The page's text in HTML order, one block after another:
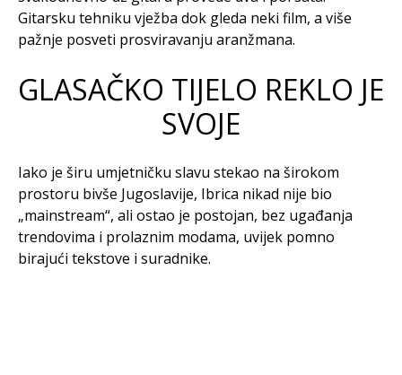
Gitarsku tehniku vježba dok gleda neki film, a više
pažnje posveti prosviravanju aranžmana.
GLASAČKO TIJELO REKLO JE
SVOJE
Iako je širu umjetničku slavu stekao na širokom
prostoru bivše Jugoslavije, Ibrica nikad nije bio
„mainstream“, ali ostao je postojan, bez ugađanja
trendovima i prolaznim modama, uvijek pomno
birajući tekstove i suradnike.